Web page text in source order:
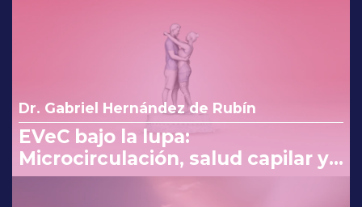
Dr. Gabriel Hernández de Rubín
EVeC bajo la lupa:
Microcirculación, salud capilar y
costo beneficio en la consulta